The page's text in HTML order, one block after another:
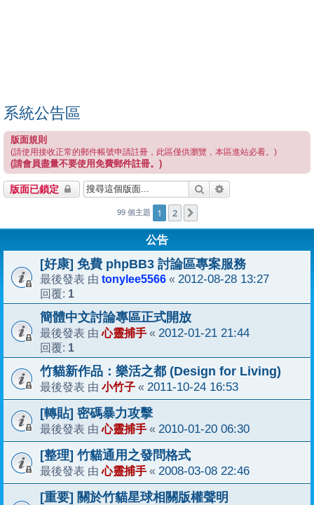
系統公告區
版面規則
(請使用接收正常的郵件帳號申請註冊，此區僅供瀏覽，本區進站必看。)
(請會員盡量不要使用免費郵件註冊。)
版面已鎖定 搜尋
99 個主題 1 2
公告
[好康] 免費 phpBB3 討論區專案服務
最後發表 由 tonylee5566 « 2012-08-28 13:27
回覆: 1
簡體中文討論專區正式開放
最後發表 由心靈捕手 « 2012-01-21 21:44
回覆: 1
竹貓新作品：樂活之都 (Design for Living)
最後發表 由 小竹子 « 2011-10-24 16:53
[轉貼] 密碼暴力攻擊
最後發表 由心靈捕手 « 2010-01-20 06:30
[整理] 竹貓通用之發問格式
最後發表 由心靈捕手 « 2008-03-08 22:46
[重要] 關於竹貓星球相關版權聲明